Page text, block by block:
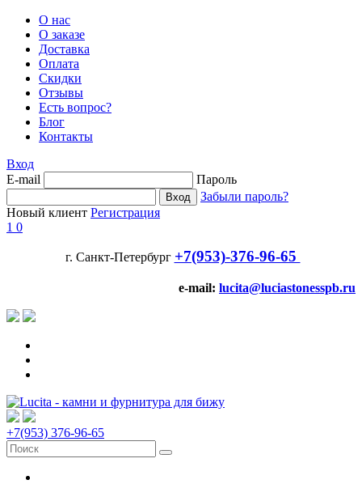
О нас
О заказе
Доставка
Оплата
Скидки
Отзывы
Есть вопрос?
Блог
Контакты
Вход
E-mail
Пароль
Забыли пароль?
Новый клиент Регистрация
1 0
г. Санкт-Петербург +7(953)-376-96-65
e-mail: lucita@luciastonesspb.ru
+7(953) 376-96-65